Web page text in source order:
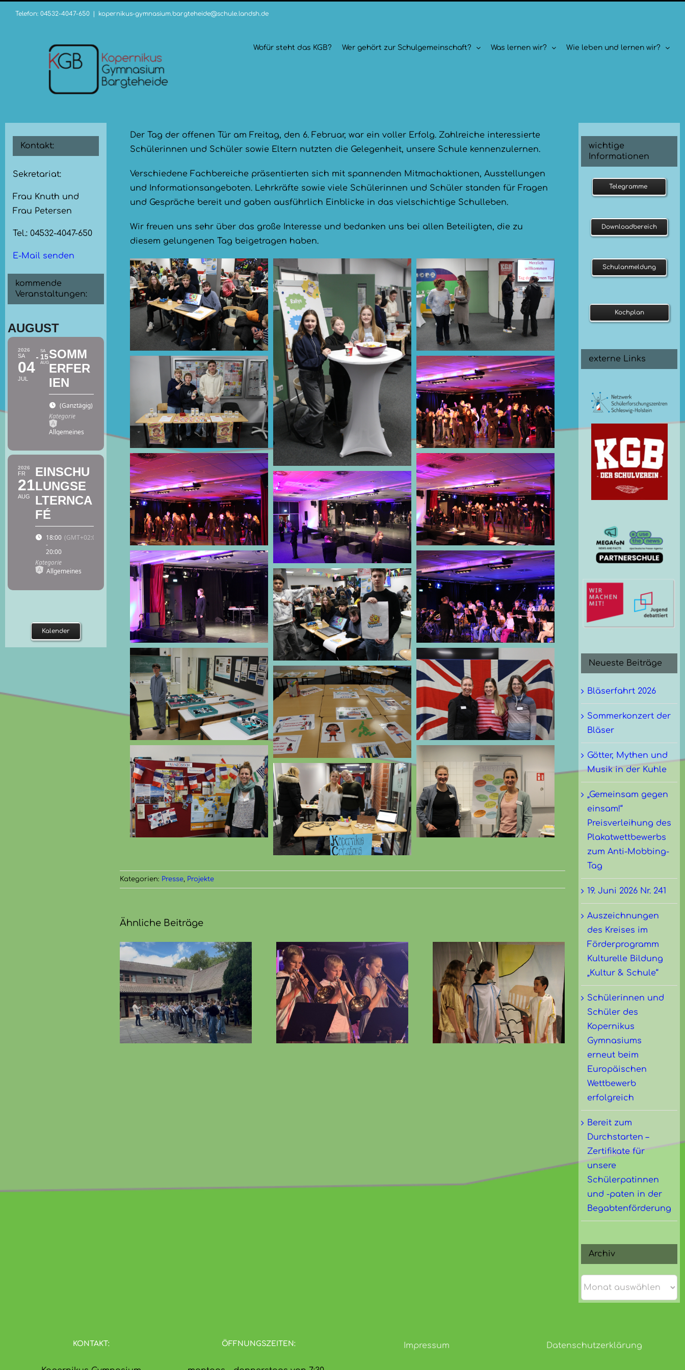
Telefon: 04532-4047-650 kopernikus-gymnasium.bargteheide@schule.landsh.de
Wofür steht das KGB? Wer gehört zur Schulgemeinschaft? Was lernen wir? Wie leben und lernen wir?
Der Tag der offenen Tür am Freitag, den 6. Februar, war ein voller Erfolg. Zahlreiche interessierte
Schülerinnen und Schüler sowie Eltern nutzten die Gelegenheit, unsere Schule kennenzulernen.
Verschiedene Fachbereiche präsentierten sich mit spannenden Mitmachaktionen, Ausstellungen
und Informationsangeboten. Lehrkräfte sowie viele Schülerinnen und Schüler standen für Fragen
und Gespräche bereit und gaben ausführlich Einblicke in das vielschichtige Schulleben.
Wir freuen uns sehr über das große Interesse und bedanken uns bei allen Beteiligten, die zu
diesem gelungenen Tag beigetragen haben.
Kategorien: Presse, Projekte
Ähnliche Beiträge
Sommerkonzert
der Bläser
Götter, Mythen
und Musik in
der Kuhle
Kontakt:
Sekretariat:
Frau Knuth und
Frau Petersen
Tel.: 04532-4047-650
E-Mail senden
kommende
Veranstaltungen:
AUGUST
2026
SA
04
JUL
SA
15
AUG
SOMM
ERFER
IEN
(Ganztägig)
Kategorie
Allgemeines
2026
FR
21
AUG
EINSCHU
LUNGSE
LTERNCA
FÉ
18:00
-
20:00
(GMT+02:00)
Kategorie
Allgemeines
Kalender
wichtige
Informationen
Telegramme
Downloadbereich
Schulanmeldung
Kochplan
externe Links
Neueste Beiträge
Bläserfahrt 2026
Sommerkonzert der
Bläser
Götter, Mythen und
Musik in der Kuhle
„Gemeinsam gegen
einsam!“
Preisverleihung des
Plakatwettbewerbs
zum Anti-Mobbing-
Tag
19. Juni 2026 Nr. 241
Auszeichnungen
des Kreises im
Förderprogramm
Kulturelle Bildung
„Kultur & Schule“
Schülerinnen und
Schüler des
Kopernikus
Gymnasiums
erneut beim
Europäischen
Wettbewerb
erfolgreich
Bereit zum
Durchstarten –
Zertifikate für
unsere
Schülerpatinnen
und -paten in der
Begabtenförderung
Archiv
Archiv
KONTAKT: ÖFFNUNGSZEITEN: Impressum Datenschutzerklärung